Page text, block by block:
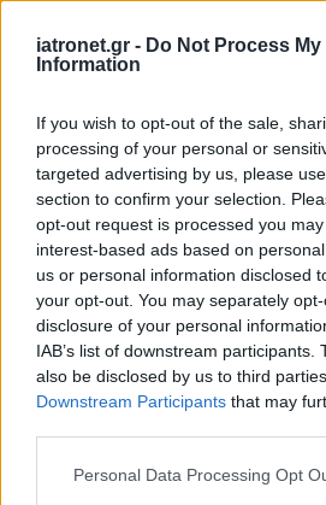
iatronet.gr - Do Not Process My
Information
If you wish to opt-out of the sale,
processing of your personal or
targeted advertising by us, please
section to confirm your selection.
opt-out request is processed you
interest-based ads based on
us or personal information disclosed
your opt-out. You may separately
disclosure of your personal
IAB’s list of downstream participants.
also be disclosed by us to third
Downstream Participants that may
Please note that this website/app
Personal Data Processing Opt